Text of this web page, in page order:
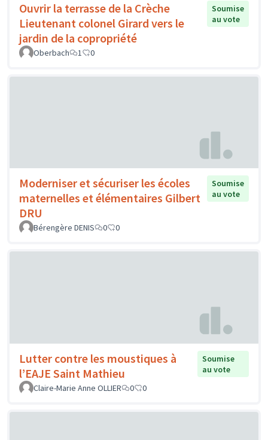
Ouvrir la terrasse de la Crèche
Lieutenant colonel Girard vers le
jardin de la copropriété
Soumise
au vote
Oberbach 1 0
Moderniser et sécuriser les écoles
maternelles et élémentaires Gilbert
DRU
Soumise
au vote
Bérengère DENIS 0 0
Lutter contre les moustiques à
l’EAJE Saint Mathieu
Soumise
au vote
Claire-Marie Anne OLLIER
0 0